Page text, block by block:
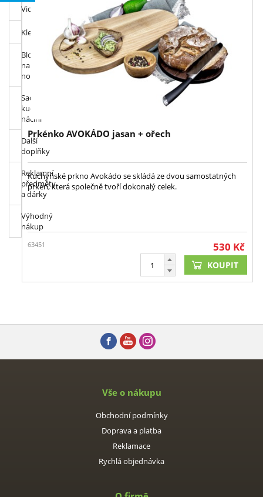
Vidličky
Kleště
Bloky
na
nože
Sady
kuchyňského
náčiní
Další
doplňky
Reklamní
předměty
a dárky
Výhodný
nákup
Prkénko AVOKÁDO jasan + ořech
Kuchyňské prkno Avokádo se skládá ze dvou samostatných
prken, která společně tvoří dokonalý celek.
63451 530 Kč
KOUPIT
Vše o nákupu
Obchodní podmínky
Doprava a platba
Reklamace
Rychlá objednávka